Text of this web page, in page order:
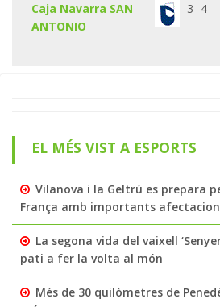
Caja Navarra SAN
ANTONIO
3 4
EL MÉS VIST A ESPORTS
Vilanova i la Geltrú es prepara
França amb importants
La segona vida del vaixell
pati a fer la volta al món
Més de 30 quilòmetres de